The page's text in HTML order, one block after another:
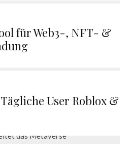
für Web3-, NFT- &
User Roblox &